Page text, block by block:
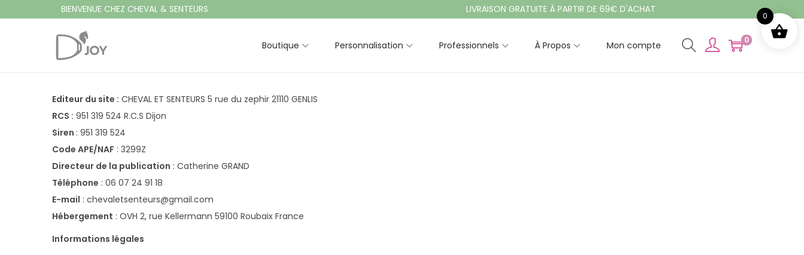
BIENVENUE CHEZ CHEVAL & SENTEURS LIVRAISON GRATUITE À PARTIR DE 69€ D'ACHAT
s
e
r
à
l
a
n
a
v
s
e
r
a
u
c
o
n
t
Boutique Personnalisation Professionnels À Propos Mon compte 0
Editeur du site : CHEVAL ET SENTEURS 5 rue du zephir 21110 GENLIS
RCS : 951 319 524 R.C.S Dijon
Siren : 951 319 524
Code APE/NAF : 3299Z
Directeur de la publication : Catherine GRAND
Téléphone : 06 07 24 91 18
E-mail : chevaletsenteurs@gmail.com
Hébergement : OVH 2, rue Kellermann 59100 Roubaix France
Informations légales
0